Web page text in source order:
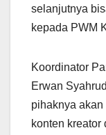
selanjutnya
kepada PWM
Koordinator
Erwan
pihaknya
konten kreator